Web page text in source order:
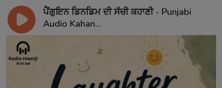
ਪੈਂਗੁਇਨ ਡਿਨਡਿਮ ਦੀ ਸੱਚੀ ਕਹਾਣੀ - Punjabi
Audio Kahan...